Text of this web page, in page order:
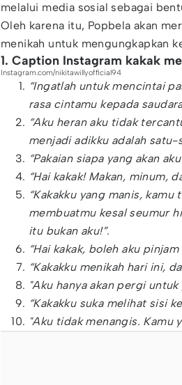
melalui media sosial sebagai
Oleh karena itu, Popbela akan
menikah untuk mengungkapkan
1. Caption Instagram kakak
Instagram.com/nikitawillyofficial94
“Ingatlah untuk mencintai
rasa cintamu kepada
“Aku heran aku tidak
menjadi adikku adalah satu-
“Pakaian siapa yang akan
“Hai kakak! Makan, minum,
“Kakakku yang manis,
membuatmu kesal seumur
itu bukan aku!”.
“Hai kakak, boleh aku
“Kakakku menikah hari ini,
"Aku hanya akan pergi
“Kakakku suka melihat sisi
"Aku tidak menangis. Kamu